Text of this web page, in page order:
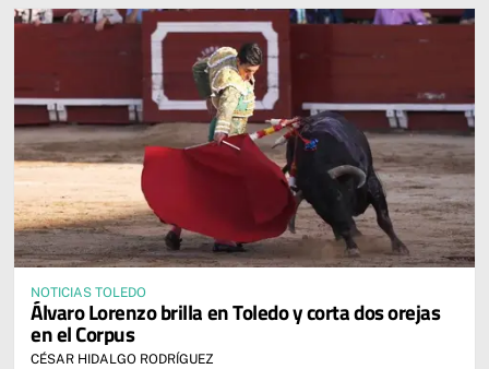
NOTICIAS TOLEDO
Álvaro Lorenzo brilla en Toledo y corta dos orejas
en el Corpus
CÉSAR HIDALGO RODRÍGUEZ